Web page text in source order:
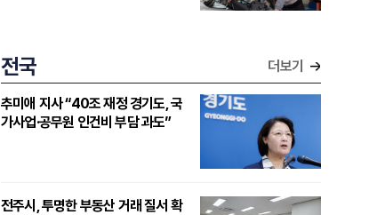
전국 더보기
추미애 지사 “40조 재정 경기도, 국
가사업·공무원 인건비 부담 과도”
전주시, 투명한 부동산 거래 질서 확